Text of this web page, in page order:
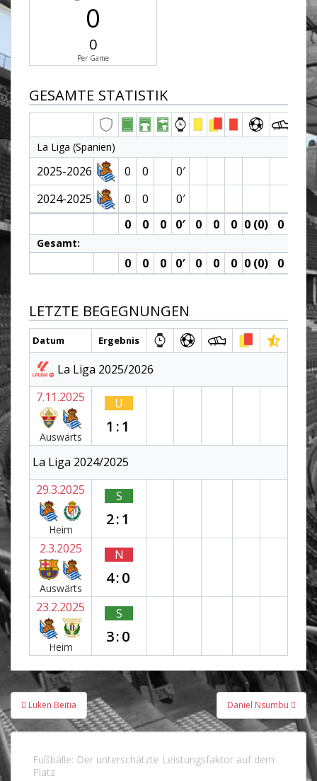
0
0
Per Game
GESAMTE STATISTIK
La Liga (Spanien)
2025-2026 0 0
0′
2024-2025
0 0
0′
0
0 0 0′ 0 0 0 0 (0) 0
Gesamt:
0 0 0 0′ 0 0 0 0 (0) 0
LETZTE BEGEGNUNGEN
Datum Ergebnis
La Liga 2025/2026
7.11.2025
Auswärts
U
1:1
La Liga 2024/2025
29.3.2025
Heim
S
2:1
2.3.2025
Auswärts
N
4:0
23.2.2025
Heim
S
3:0
Beitragsnavigation
Luken Beitia Daniel Nsumbu
Fußbälle: Der unterschätzte Leistungsfaktor auf dem
Platz